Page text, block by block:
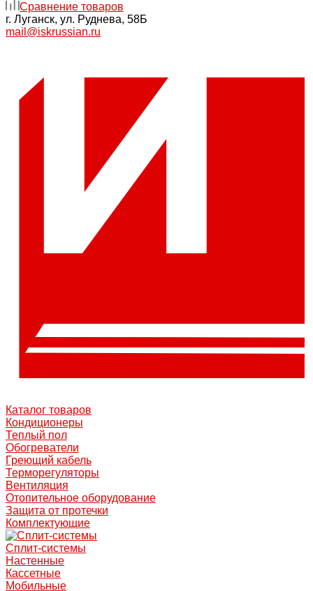
Сравнение товаров
г. Луганск, ул. Руднева, 58Б
mail@iskrussian.ru
Каталог товаров
Кондиционеры
Теплый пол
Обогреватели
Греющий кабель
Терморегуляторы
Вентиляция
Отопительное оборудование
Защита от протечки
Комплектующие
Сплит-системы
Настенные
Кассетные
Мобильные